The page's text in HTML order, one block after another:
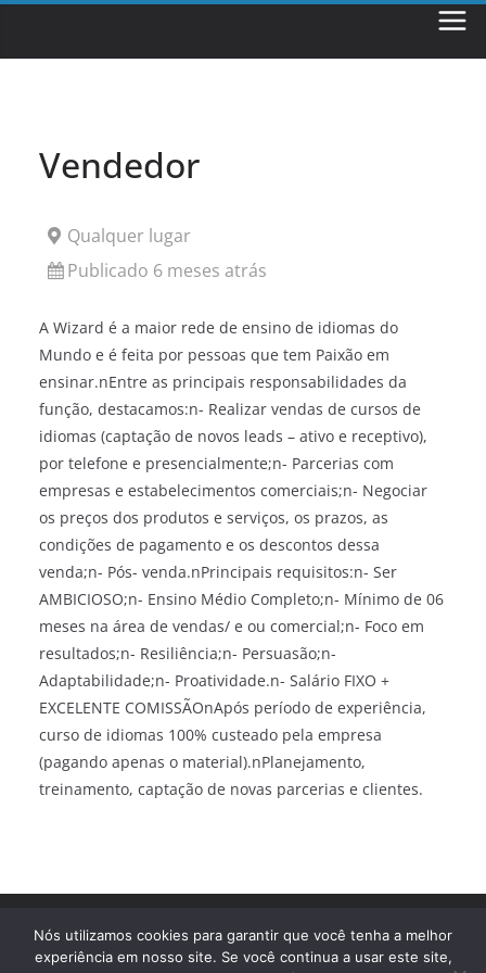
Vendedor
Qualquer lugar
Publicado 6 meses atrás
A Wizard é a maior rede de ensino de idiomas do
Mundo e é feita por pessoas que tem Paixão em
ensinar.nEntre as principais responsabilidades da
função, destacamos:n- Realizar vendas de cursos de
idiomas (captação de novos leads – ativo e receptivo),
por telefone e presencialmente;n- Parcerias com
empresas e estabelecimentos comerciais;n- Negociar
os preços dos produtos e serviços, os prazos, as
condições de pagamento e os descontos dessa
venda;n- Pós- venda.nPrincipais requisitos:n- Ser
AMBICIOSO;n- Ensino Médio Completo;n- Mínimo de 06
meses na área de vendas/ e ou comercial;n- Foco em
resultados;n- Resiliência;n- Persuasão;n-
Adaptabilidade;n- Proatividade.n- Salário FIXO +
EXCELENTE COMISSÃOnApós período de experiência,
curso de idiomas 100% custeado pela empresa
(pagando apenas o material).nPlanejamento,
treinamento, captação de novas parcerias e clientes.
reservados.
Nós utilizamos cookies para garantir que você tenha a melhor
experiência em nosso site. Se você continua a usar este site,